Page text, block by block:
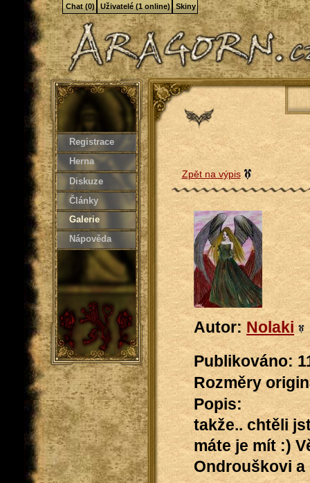
Registrace
Herna
Diskuze
Články
Galerie
Nápověda
Zpět na výpis
Autor: Nolaki
Publikováno:
Rozměry
Popis:
takže.. chtěli
máte je mít :)
Ondrouškovi a
Chat (0) Uživatelé (1 online) Skiny